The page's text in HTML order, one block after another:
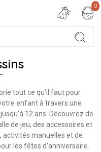
0
tout ce qu’il faut pour
enfant à travers une
12 ans. Découvrez de
de jeu, des accessoires et
activités manuelles et de
les fêtes d’anniversaire.